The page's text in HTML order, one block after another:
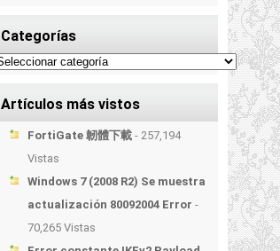
Categorías
Artículos más vistos
FortiGate 韌體下載 - 257,194
Vistas
Windows 7 (2008 R2) Se muestra
actualización 80092004 Error -
70,265 Vistas